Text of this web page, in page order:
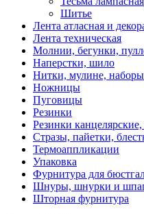
Шитье
Лента атласная и
Лента техническая
Молнии, бегунки,
Наперстки, шило
Нитки, мулине,
Ножницы
Пуговицы
Резинки
Резинки
Стразы, пайетки,
Термоаппликации
Упаковка
Фурнитура для
Шнуры, шнурки и
Шторная фурнитура